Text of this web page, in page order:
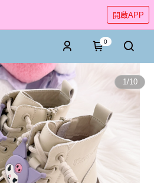
開啟APP
0
1/10